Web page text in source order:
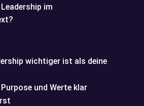
im
wichtiger ist als deine
und Werte klar